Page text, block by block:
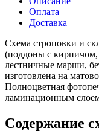
Оплата
Доставка
Схема строповки и
(поддоны с кирпичом,
лестничные марши,
изготовлена на
Полноцветная
ламинационным
Содержание